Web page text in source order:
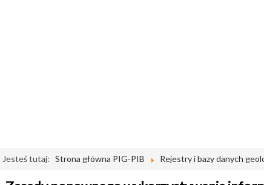
Jesteś tutaj: Strona główna PIG-PIB Rejestry i bazy danych